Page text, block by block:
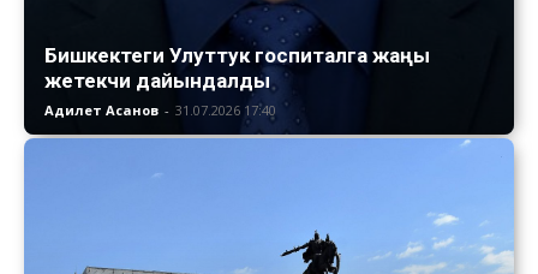
Бишкектеги Улуттук госпиталга жаңы
жетекчи дайындалды
Адилет Асанов - 31.07.2026 17:40